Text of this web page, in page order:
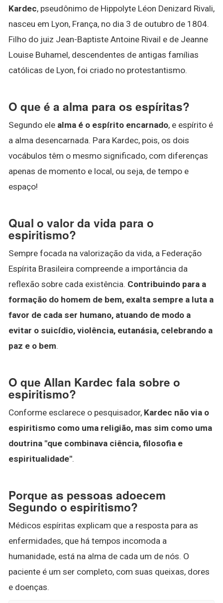
Kardec, pseudônimo de Hippolyte Léon Denizard Rivali,
nasceu em Lyon, França, no dia 3 de outubro de 1804.
Filho do juiz Jean-Baptiste Antoine Rivail e de Jeanne
Louise Buhamel, descendentes de antigas famílias
católicas de Lyon, foi criado no protestantismo.
O que é a alma para os espíritas?
Segundo ele alma é o espírito encarnado, e espírito é
a alma desencarnada. Para Kardec, pois, os dois
vocábulos têm o mesmo significado, com diferenças
apenas de momento e local, ou seja, de tempo e
espaço!
Qual o valor da vida para o
espiritismo?
Sempre focada na valorização da vida, a Federação
Espírita Brasileira compreende a importância da
reflexão sobre cada existência. Contribuindo para a
formação do homem de bem, exalta sempre a luta a
favor de cada ser humano, atuando de modo a
evitar o suicídio, violência, eutanásia, celebrando a
paz e o bem.
O que Allan Kardec fala sobre o
espiritismo?
Conforme esclarece o pesquisador, Kardec não via o
espiritismo como uma religião, mas sim como uma
doutrina "que combinava ciência, filosofia e
espiritualidade".
Porque as pessoas adoecem
Segundo o espiritismo?
Médicos espíritas explicam que a resposta para as
enfermidades, que há tempos incomoda a
humanidade, está na alma de cada um de nós. O
paciente é um ser completo, com suas queixas, dores
e doenças.